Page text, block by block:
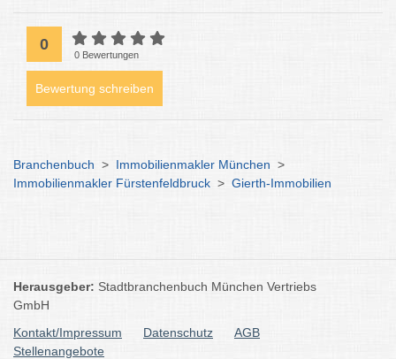
0
0 Bewertungen
Bewertung schreiben
Branchenbuch > Immobilienmakler München >
Immobilienmakler Fürstenfeldbruck > Gierth-Immobilien
Herausgeber: Stadtbranchenbuch München Vertriebs
GmbH
Kontakt/Impressum
Datenschutz
AGB
Stellenangebote